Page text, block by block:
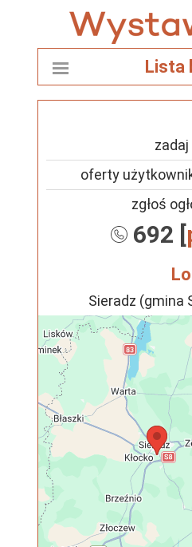
Lista
oferty
zgłoś
692 [
Sieradz (gmina